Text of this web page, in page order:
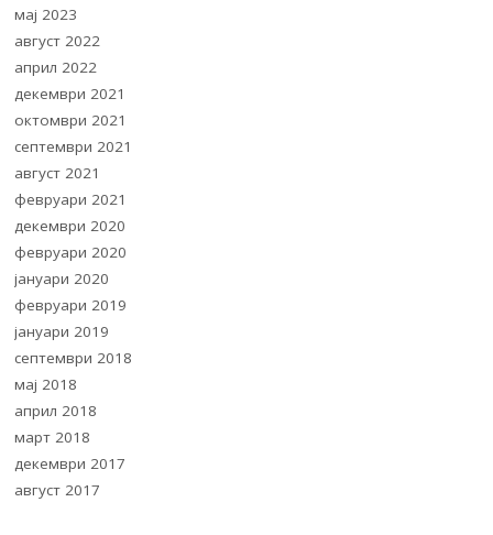
мај 2023
август 2022
април 2022
декември 2021
октомври 2021
септември 2021
август 2021
февруари 2021
декември 2020
февруари 2020
јануари 2020
февруари 2019
јануари 2019
септември 2018
мај 2018
април 2018
март 2018
декември 2017
август 2017